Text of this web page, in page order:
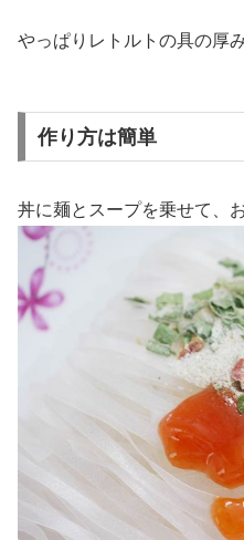
やっぱりレトルトの具の厚
作り方は簡単
丼に麺とスープを乗せて、